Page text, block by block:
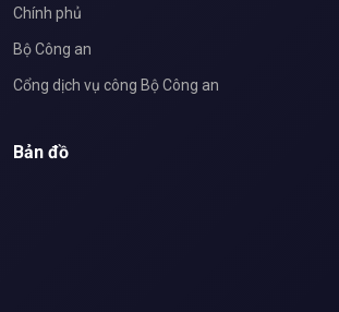
Chính phủ
Bộ Công an
Cổng dịch vụ công Bộ Công an
Bản đồ